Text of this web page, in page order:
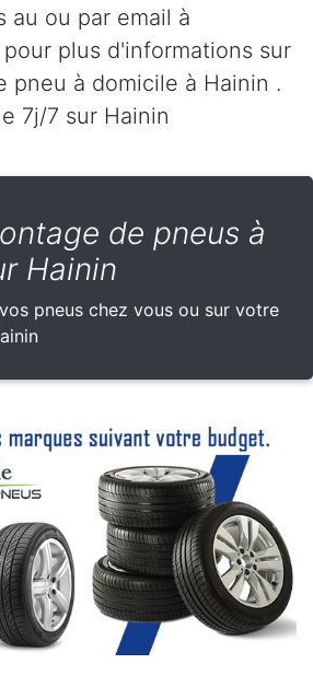
au ou par email à
pour plus d'informations sur
pneu à domicile à Hainin .
7j/7 sur Hainin
de pneus à
Hainin
pneus chez vous ou sur votre